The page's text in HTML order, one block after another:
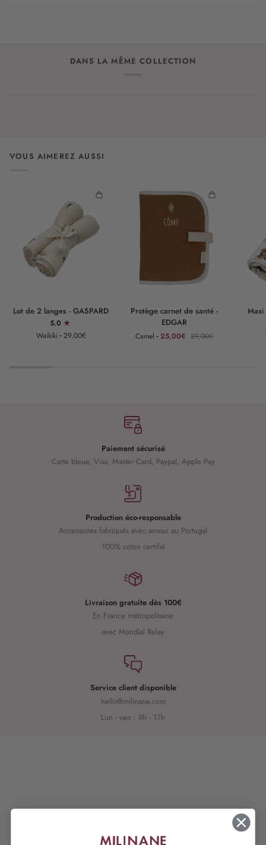
DANS LA MÊME COLLECTION
VOUS AIMEREZ AUSSI
Lot
de
Lot de 2 langes - GASPARD
5.0
Waikiki
29,00€
Protège
carnet
santé
Protège carnet de santé -
EDGAR
Camel 25,00€ 29,00€
Maxi
lange
Maxi
Paiement sécurisé
Carte bleue, Visa, Master Card, Paypal, Apple Pay
Production éco-responsable
Accessoires fabriqués avec amour au Portugal
100% coton certifié
Livraison gratuite dès 100€
En France métropolitaine
avec Mondial Relay
Service client disponible
hello@milinane.com
Lun - ven : 9h - 17h